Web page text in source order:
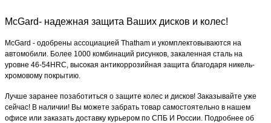
McGard- надежная защита Ваших дисков и колес!
McGard - одобрены ассоциацией Thatham и укомплектовываются на
автомобили. Более 1000 комбинаций рисунков, закаленная сталь на
уровне 46-54HRC, высокая антикоррозийная защита благодаря никель-
хромовому покрытию.
Лучше заранее позаботиться о защите колес и дисков! Заказывайте уже
сейчас! В наличии! Вы можете забрать товар самостоятельно в нашем
офисе или заказать доставку курьером по СПБ И России. Подробнее об